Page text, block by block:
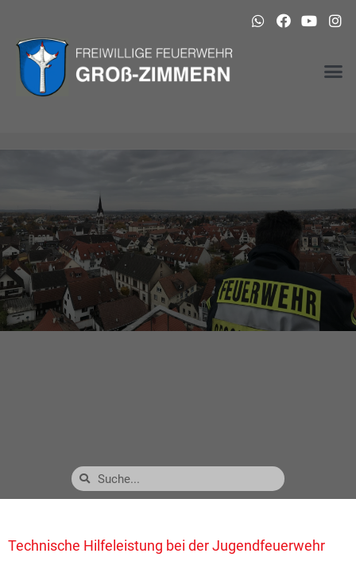
Technische Hilfeleistung bei der Jugendfeuerwehr